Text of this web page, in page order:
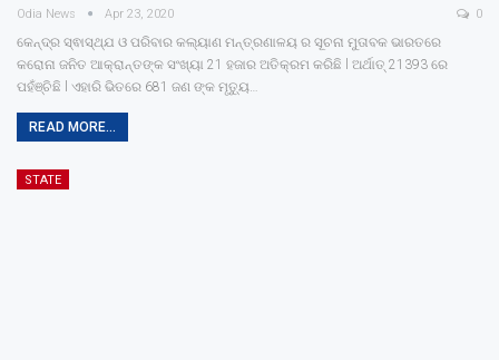
Odia News Apr 23, 2020 0
କେନ୍ଦ୍ର ସ୍ଵାସ୍ଥ୍ଯ ଓ ପରିବାର କଲ୍ୟାଣ ମନ୍ତ୍ରଣାଳୟ ର ସୂଚନା ମୁତାବକ ଭାରତରେ
କରୋନା ଜନିତ ଆକ୍ରାନ୍ତଙ୍କ ସଂଖ୍ୟା 21 ହଜାର ଅତିକ୍ରମ କରିଛି l ଅର୍ଥାତ୍ 21393 ରେ
ପହଁଞ୍ଚିଛି l ଏହାରି ଭିତରେ 681 ଜଣ ଙ୍କ ମୃତ୍ୟୁ…
READ MORE...
STATE